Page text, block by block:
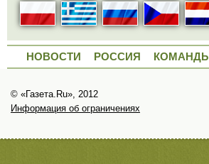
НОВОСТИ РОССИЯ КОМАНДЫ
© «Газета.Ru», 2012
Информация об ограничениях